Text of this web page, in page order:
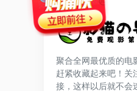
聚合全网最优质的电
赶紧收藏起来吧！关
接，这样以后就不会